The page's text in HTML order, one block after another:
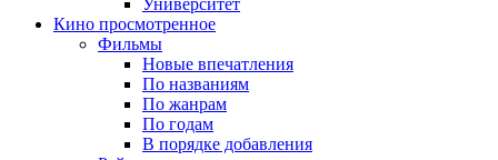
Кино просмотренное
Фильмы
Новые впечатления
По названиям
По жанрам
По годам
В порядке добавления